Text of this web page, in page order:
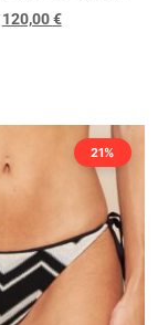
120,00€
21%